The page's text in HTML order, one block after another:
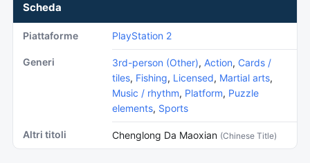
Scheda
Piattaforme PlayStation 2
Generi 3rd-person (Other), Action, Cards /
tiles, Fishing, Licensed, Martial arts,
Music / rhythm, Platform, Puzzle
elements, Sports
Altri titoli Chenglong Da Maoxian (Chinese Title)